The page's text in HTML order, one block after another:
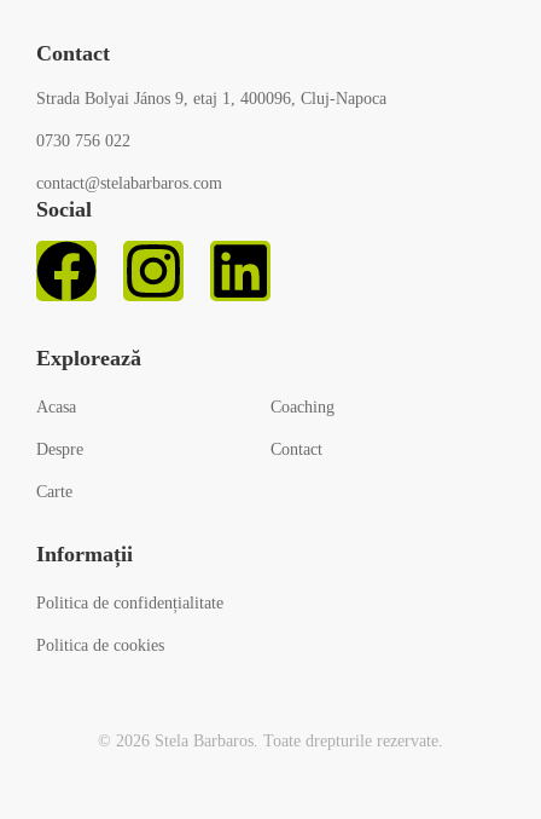
Contact
Strada Bolyai János 9, etaj 1, 400096, Cluj-Napoca
0730 756 022
contact@stelabarbaros.com
Social
Explorează
Acasa Coaching
Despre Contact
Carte
Informații
Politica de confidențialitate
Politica de cookies
© 2026 Stela Barbaros. Toate drepturile rezervate.